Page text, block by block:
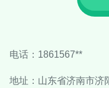
电话：1861567**
地址：山东省济南市济